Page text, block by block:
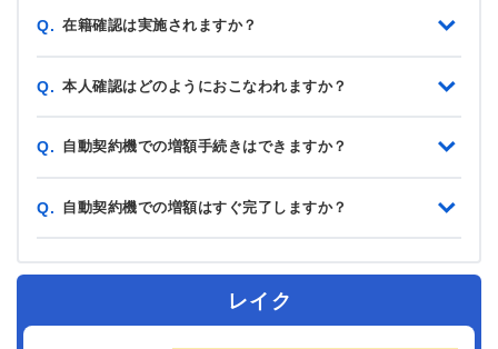
Q. 在籍確認は実施されますか？
Q. 本人確認はどのようにおこなわれますか？
Q. 自動契約機での増額手続きはできますか？
Q. 自動契約機での増額はすぐ完了しますか？
レイク